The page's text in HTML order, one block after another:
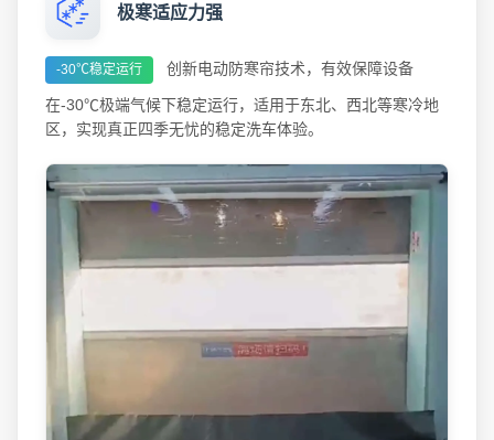
极寒适应力强
-30℃稳定运行 创新电动防寒帘技术，有效保障设备
在-30℃极端气候下稳定运行，适用于东北、西北等寒冷地
区，实现真正四季无忧的稳定洗车体验。